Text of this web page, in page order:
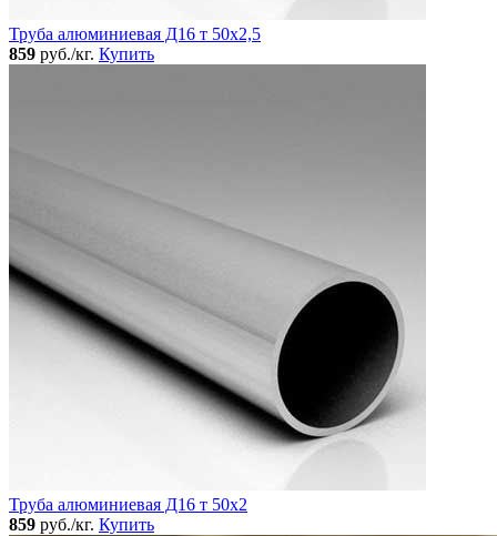
Труба алюминиевая Д16 т 50х2,5
859 руб./кг. Купить
Труба алюминиевая Д16 т 50х2
859 руб./кг. Купить